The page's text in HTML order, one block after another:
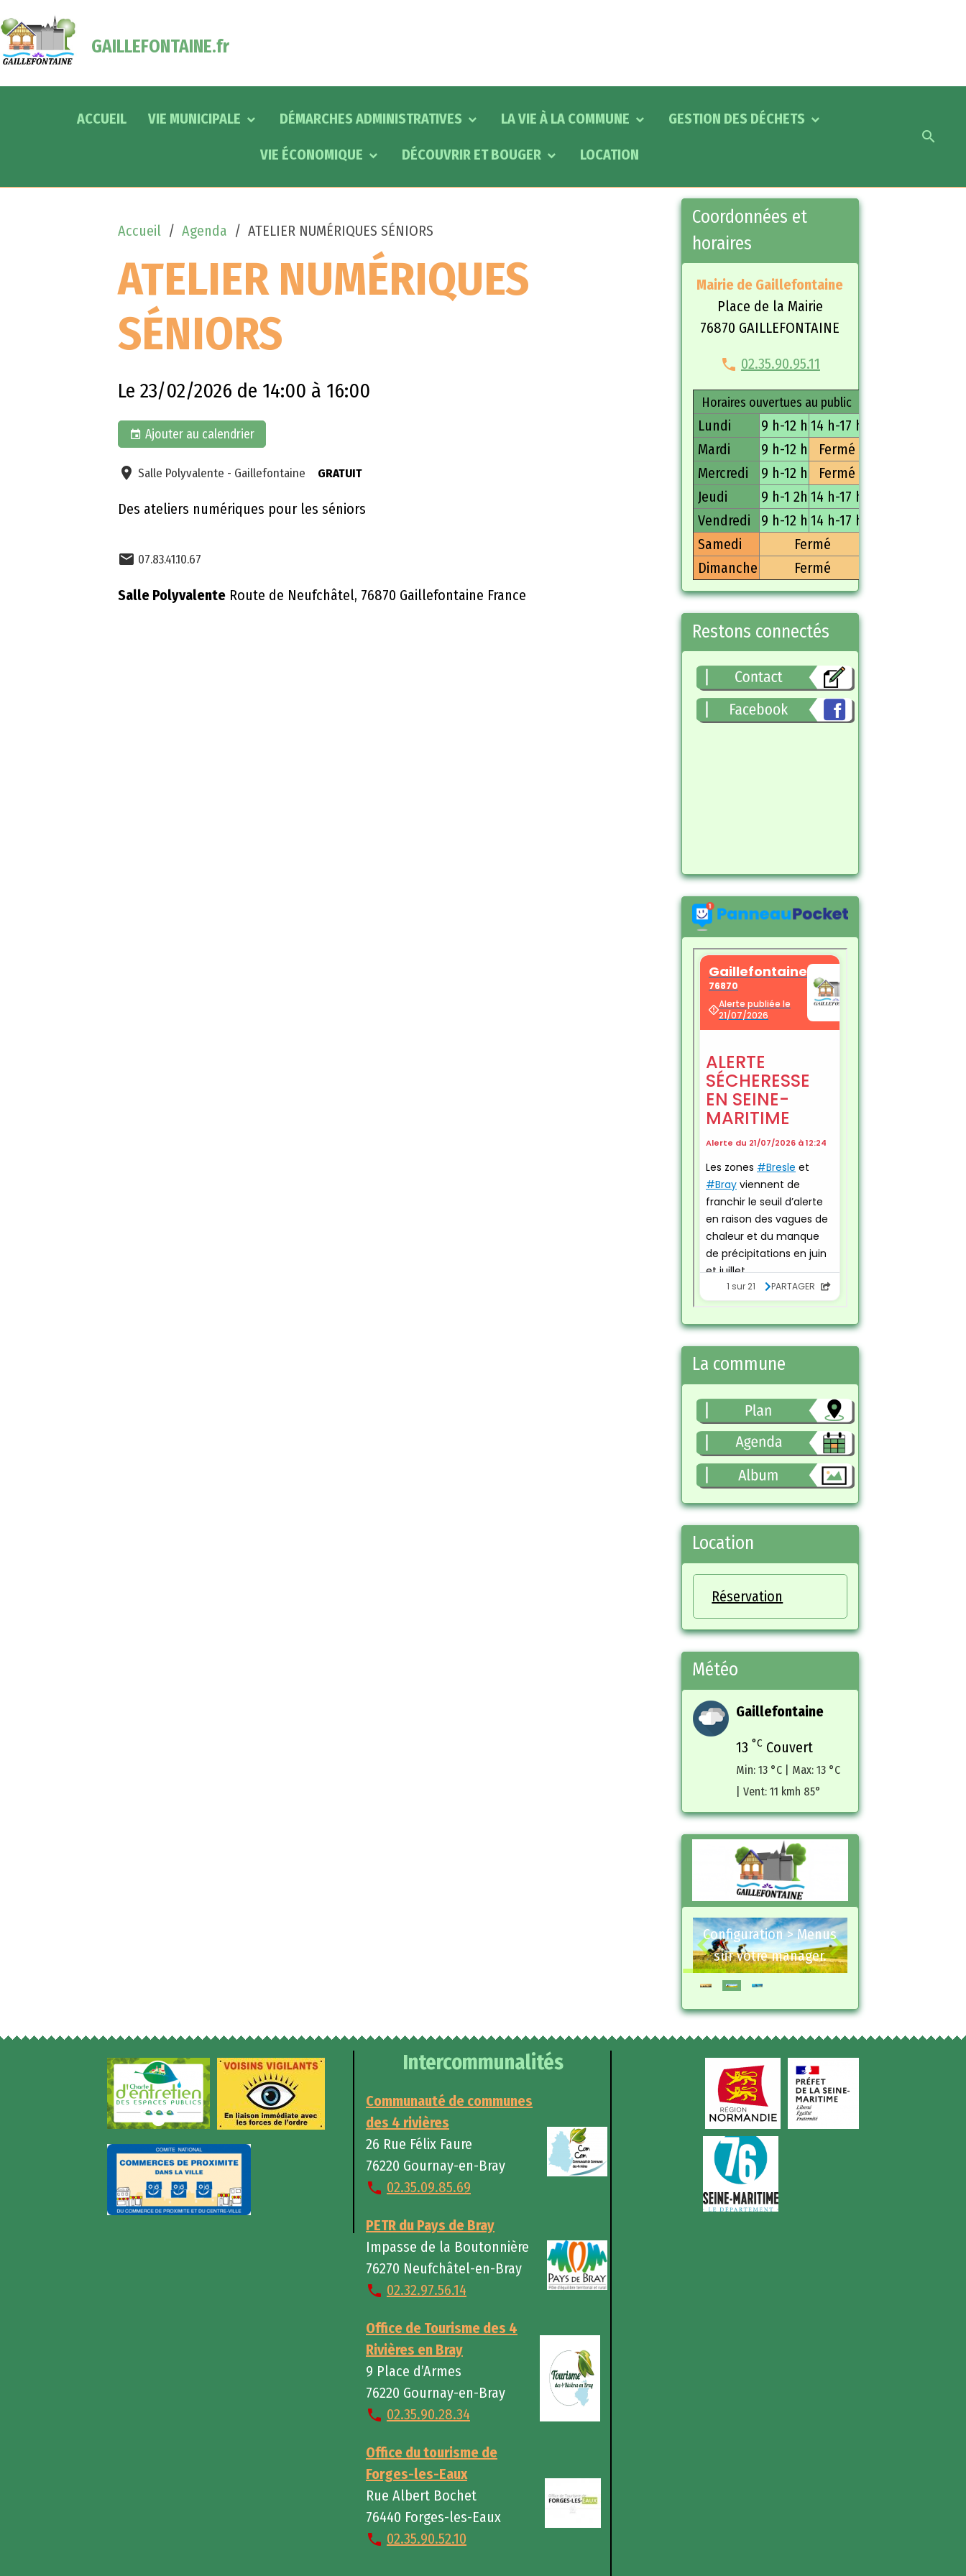
GAILLEFONTAINE.fr
ACCUEIL VIE MUNICIPALE DÉMARCHES ADMINISTRATIVES LA VIE À LA COMMUNE GESTION DES DÉCHETS
VIE ÉCONOMIQUE DÉCOUVRIR ET BOUGER LOCATION
Accueil Agenda ATELIER NUMÉRIQUES SÉNIORS
ATELIER NUMÉRIQUES
SÉNIORS
Le 23/02/2026 de 14:00 à 16:00
Ajouter au calendrier
Salle Polyvalente - Gaillefontaine GRATUIT
Des ateliers numériques pour les séniors
07.83.41.10.67
Salle Polyvalente Route de Neufchâtel, 76870 Gaillefontaine France
Coordonnées et
horaires
Mairie de Gaillefontaine
Place de la Mairie
76870 GAILLEFONTAINE
02.35.90.95.11
Horaires ouvertues au public
Lundi 9 h-12 h 14 h-17 h
Mardi
9 h-12 h
Fermé
Mercredi
9 h-12 h
Fermé
Jeudi
9 h-1 2h 14 h-17 h
Vendredi
9 h-12 h 14 h-17 h
Samedi
Fermé
Dimanche
Fermé
Restons connectés
La commune
Location
Réservation
Météo
Gaillefontaine
13 °C Couvert
Min: 13 °C | Max: 13 °C
| Vent: 11 kmh 85°
Carrousel de
démonstration
Pour ajouter vos propres
images dans le carrousel,
rendez vous dans
Configuration > Menus
sur votre manager.
Intercommunalités
Communauté de communes
des 4 rivières
26 Rue Félix Faure
76220 Gournay-en-Bray
02.35.09.85.69
PETR du Pays de Bray
Impasse de la Boutonnière
76270 Neufchâtel-en-Bray
02.32.97.56.14
Office de Tourisme des 4
Rivières en Bray
9 Place d’Armes
76220 Gournay-en-Bray
02.35.90.28.34
Office du tourisme de
Forges-les-Eaux
Rue Albert Bochet
76440 Forges-les-Eaux
02.35.90.52.10